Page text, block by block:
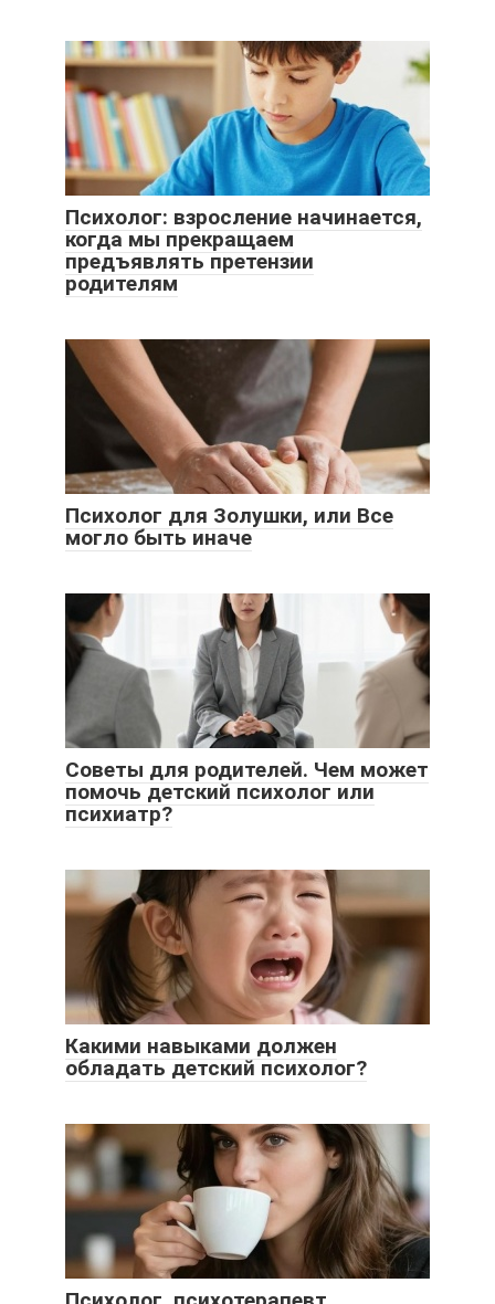
Психолог: взросление начинается,
когда мы прекращаем
предъявлять претензии
родителям
Психолог для Золушки, или Все
могло быть иначе
Советы для родителей. Чем может
помочь детский психолог или
психиатр?
Какими навыками должен
обладать детский психолог?